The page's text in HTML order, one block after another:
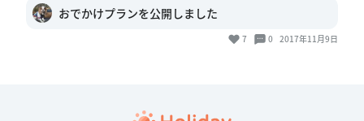
おでかけプランを公開しました
7 0 2017年11月9日